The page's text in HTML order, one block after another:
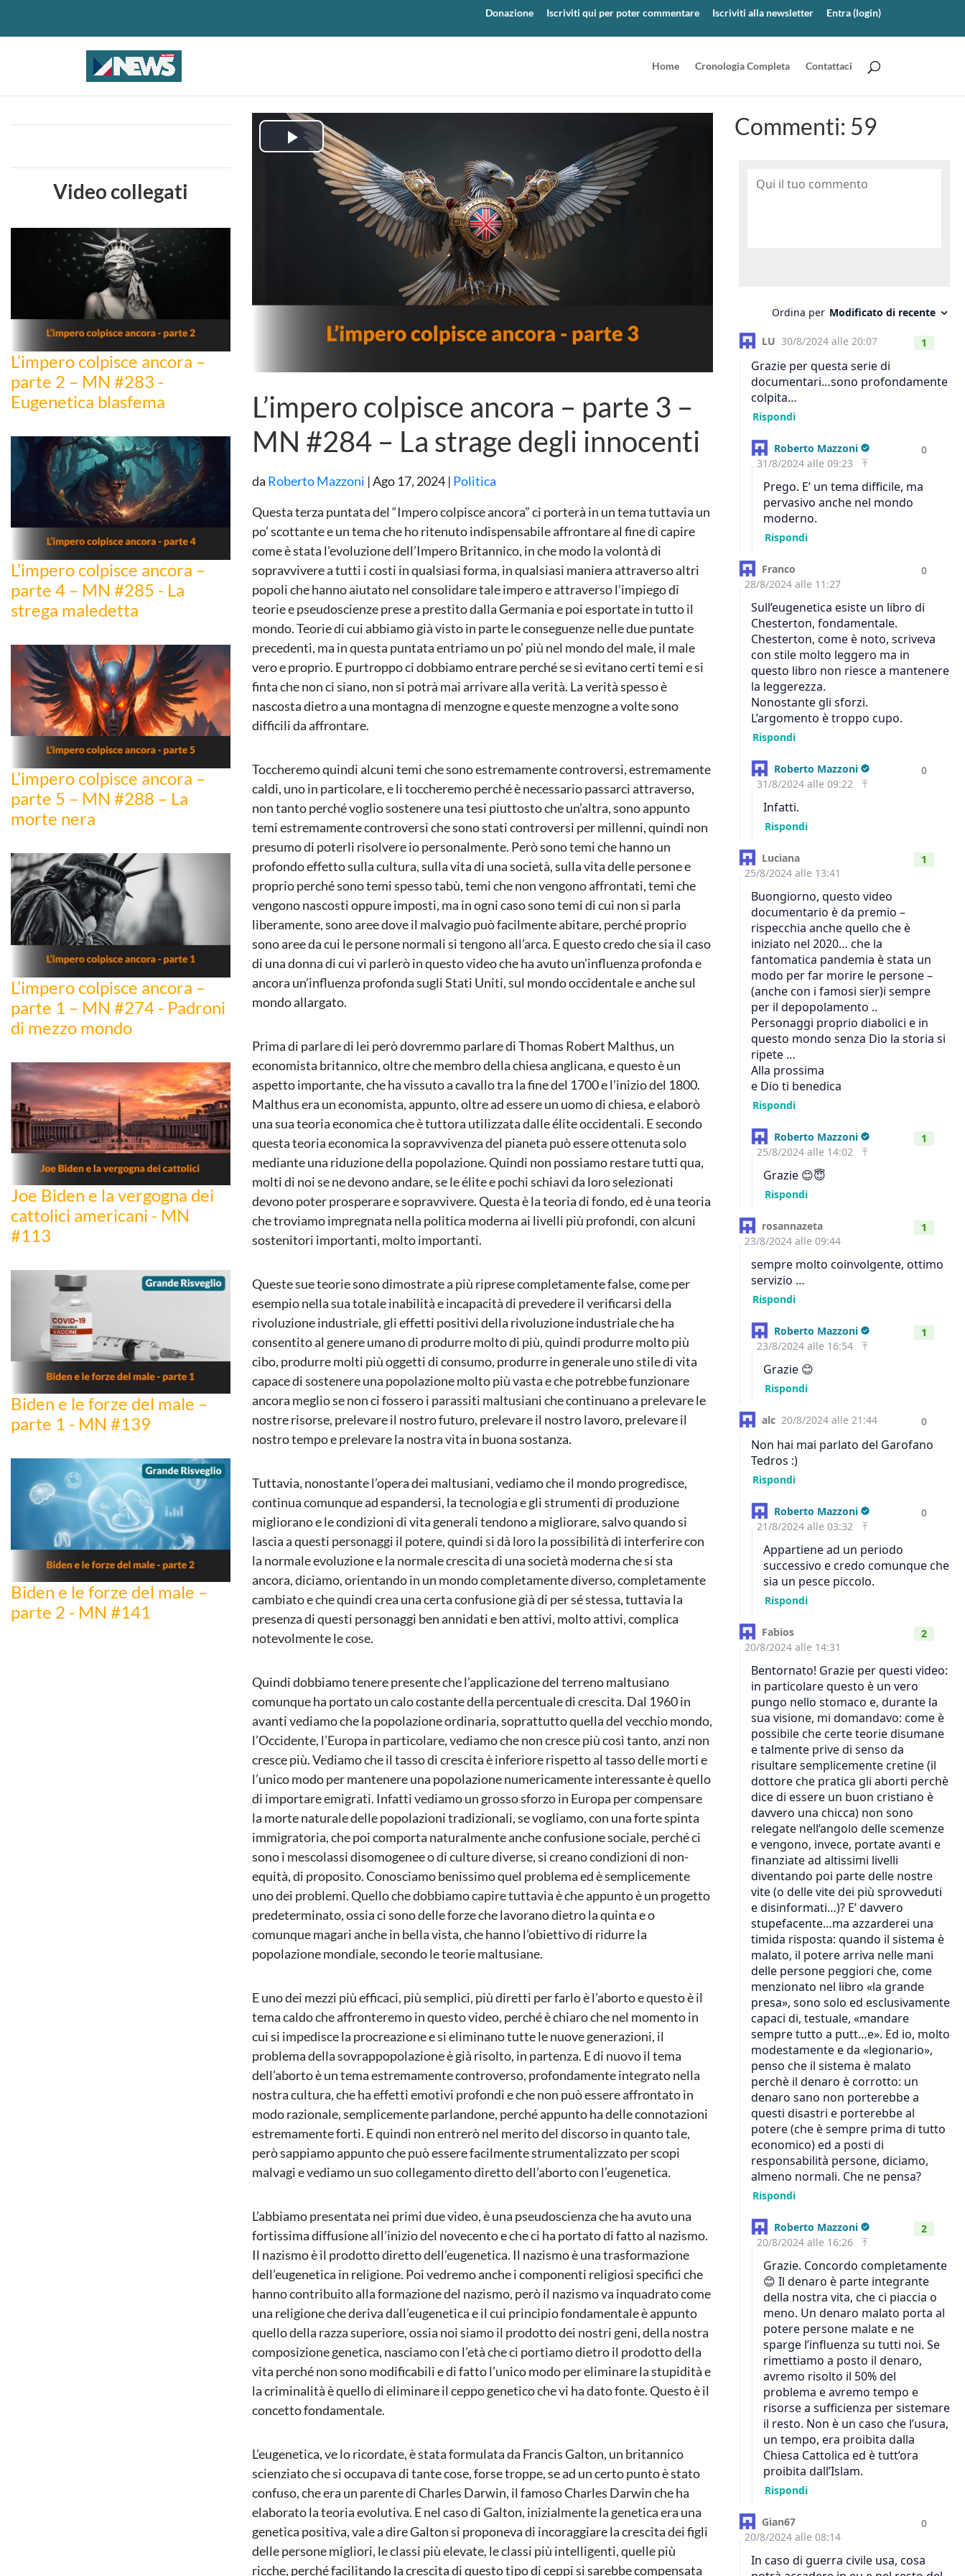
Donazione Iscriviti qui per poter commentare Iscriviti alla newsletter Entra (login)
Home Cronologia Completa Contattaci
Play
Video
L’impero colpisce ancora – parte 3 –
MN #284 – La strage degli innocenti
da Roberto Mazzoni |Ago 17, 2024 | Politica
Questa terza puntata del “Impero colpisce ancora” ci porterà in un tema tuttavia un
po’ scottante e un tema che ho ritenuto indispensabile affrontare al fine di capire
come è stata l’evoluzione dell’Impero Britannico, in che modo la volontà di
sopravvivere a tutti i costi in qualsiasi forma, in qualsiasi maniera attraverso altri
popoli che hanno aiutato nel consolidare tale impero e attraverso l’impiego di
teorie e pseudoscienze prese a prestito dalla Germania e poi esportate in tutto il
mondo. Teorie di cui abbiamo già visto in parte le conseguenze nelle due puntate
precedenti, ma in questa puntata entriamo un po’ più nel mondo del male, il male
vero e proprio. E purtroppo ci dobbiamo entrare perché se si evitano certi temi e si
finta che non ci siano, non si potrà mai arrivare alla verità. La verità spesso è
nascosta dietro a una montagna di menzogne e queste menzogne a volte sono
difficili da affrontare.
Toccheremo quindi alcuni temi che sono estremamente controversi, estremamente
caldi, uno in particolare, e li toccheremo perché è necessario passarci attraverso,
non tanto perché voglio sostenere una tesi piuttosto che un’altra, sono appunto
temi estremamente controversi che sono stati controversi per millenni, quindi non
presumo di poterli risolvere io personalmente. Però sono temi che hanno un
profondo effetto sulla cultura, sulla vita di una società, sulla vita delle persone e
proprio perché sono temi spesso tabù, temi che non vengono affrontati, temi che
vengono nascosti oppure imposti, ma in ogni caso sono temi di cui non si parla
liberamente, sono aree dove il malvagio può facilmente abitare, perché proprio
sono aree da cui le persone normali si tengono all’arca. E questo credo che sia il caso
di una donna di cui vi parlerò in questo video che ha avuto un’influenza profonda e
ancora un’influenza profonda sugli Stati Uniti, sul mondo occidentale e anche sul
mondo allargato.
Prima di parlare di lei però dovremmo parlare di Thomas Robert Malthus, un
economista britannico, oltre che membro della chiesa anglicana, e questo è un
aspetto importante, che ha vissuto a cavallo tra la fine del 1700 e l’inizio del 1800.
Malthus era un economista, appunto, oltre ad essere un uomo di chiesa, e elaborò
una sua teoria economica che è tuttora utilizzata dalle élite occidentali. E secondo
questa teoria economica la sopravvivenza del pianeta può essere ottenuta solo
mediante una riduzione della popolazione. Quindi non possiamo restare tutti qua,
molti di noi se ne devono andare, se le élite e pochi schiavi da loro selezionati
devono poter prosperare e sopravvivere. Questa è la teoria di fondo, ed è una teoria
che troviamo impregnata nella politica moderna ai livelli più profondi, con alcuni
sostenitori importanti, molto importanti.
Queste sue teorie sono dimostrate a più riprese completamente false, come per
esempio nella sua totale inabilità e incapacità di prevedere il verificarsi della
rivoluzione industriale, gli effetti positivi della rivoluzione industriale che ha
consentito al genere umano di produrre molto di più, quindi produrre molto più
cibo, produrre molti più oggetti di consumo, produrre in generale uno stile di vita
capace di sostenere una popolazione molto più vasta e che potrebbe funzionare
ancora meglio se non ci fossero i parassiti maltusiani che continuano a prelevare le
nostre risorse, prelevare il nostro futuro, prelevare il nostro lavoro, prelevare il
nostro tempo e prelevare la nostra vita in buona sostanza.
Tuttavia, nonostante l’opera dei maltusiani, vediamo che il mondo progredisce,
continua comunque ad espandersi, la tecnologia e gli strumenti di produzione
migliorano e le condizioni di vita generali tendono a migliorare, salvo quando si
lascia a questi personaggi il potere, quindi si dà loro la possibilità di interferire con
la normale evoluzione e la normale crescita di una società moderna che si sta
ancora, diciamo, orientando in un mondo completamente diverso, completamente
cambiato e che quindi crea una certa confusione già di per sé stessa, tuttavia la
presenza di questi personaggi ben annidati e ben attivi, molto attivi, complica
notevolmente le cose.
Quindi dobbiamo tenere presente che l’applicazione del terreno maltusiano
comunque ha portato un calo costante della percentuale di crescita. Dal 1960 in
avanti vediamo che la popolazione ordinaria, soprattutto quella del vecchio mondo,
l’Occidente, l’Europa in particolare, vediamo che non cresce più così tanto, anzi non
cresce più. Vediamo che il tasso di crescita è inferiore rispetto al tasso delle morti e
l’unico modo per mantenere una popolazione numericamente interessante è quello
di importare emigrati. Infatti vediamo un grosso sforzo in Europa per compensare
la morte naturale delle popolazioni tradizionali, se vogliamo, con una forte spinta
immigratoria, che poi comporta naturalmente anche confusione sociale, perché ci
sono i mescolassi disomogenee o di culture diverse, si creano condizioni di non-
equità, di proposito. Conosciamo benissimo quel problema ed è semplicemente
uno dei problemi. Quello che dobbiamo capire tuttavia è che appunto è un progetto
predeterminato, ossia ci sono delle forze che lavorano dietro la quinta e o
comunque magari anche in bella vista, che hanno l’obiettivo di ridurre la
popolazione mondiale, secondo le teorie maltusiane.
E uno dei mezzi più efficaci, più semplici, più diretti per farlo è l’aborto e questo è il
tema caldo che affronteremo in questo video, perché è chiaro che nel momento in
cui si impedisce la procreazione e si eliminano tutte le nuove generazioni, il
problema della sovrappopolazione è già risolto, in partenza. E di nuovo il tema
dell’aborto è un tema estremamente controverso, profondamente integrato nella
nostra cultura, che ha effetti emotivi profondi e che non può essere affrontato in
modo razionale, semplicemente parlandone, perché appunto ha delle connotazioni
estremamente forti. E quindi non entrerò nel merito del discorso in quanto tale,
però sappiamo appunto che può essere facilmente strumentalizzato per scopi
malvagi e vediamo un suo collegamento diretto dell’aborto con l’eugenetica.
L’abbiamo presentata nei primi due video, è una pseudoscienza che ha avuto una
fortissima diffusione all’inizio del novecento e che ci ha portato di fatto al nazismo.
Il nazismo è il prodotto diretto dell’eugenetica. Il nazismo è una trasformazione
dell’eugenetica in religione. Poi vedremo anche i componenti religiosi specifici che
hanno contribuito alla formazione del nazismo, però il nazismo va inquadrato come
una religione che deriva dall’eugenetica e il cui principio fondamentale è appunto
quello della razza superiore, ossia noi siamo il prodotto dei nostri geni, della nostra
composizione genetica, nasciamo con l’età che ci portiamo dietro il prodotto della
vita perché non sono modificabili e di fatto l’unico modo per eliminare la stupidità e
la criminalità è quello di eliminare il ceppo genetico che vi ha dato fonte. Questo è il
concetto fondamentale.
L’eugenetica, ve lo ricordate, è stata formulata da Francis Galton, un britannico
scienziato che si occupava di tante cose, forse troppe, se ad un certo punto è stato
confuso, che era un parente di Charles Darwin, il famoso Charles Darwin che ha
elaborato la teoria evolutiva. E nel caso di Galton, inizialmente la genetica era una
genetica positiva, vale a dire Galton si proponeva di incoraggiare la crescita dei figli
delle persone migliori, le classi più elevate, le classi più intelligenti, quelle più
ricche, perché facilitando la crescita di questo tipo di ceppi si sarebbe compensata
Commenti: 59
Video collegati
L’impero colpisce ancora –
parte 2 – MN #283 -
Eugenetica blasfema
L’impero colpisce ancora –
parte 4 – MN #285 - La
strega maledetta
L’impero colpisce ancora –
parte 5 – MN #288 – La
morte nera
L’impero colpisce ancora –
parte 1 – MN #274 - Padroni
di mezzo mondo
Joe Biden e la vergogna dei
cattolici americani - MN
#113
Biden e le forze del male –
parte 1 - MN #139
Biden e le forze del male –
parte 2 - MN #141